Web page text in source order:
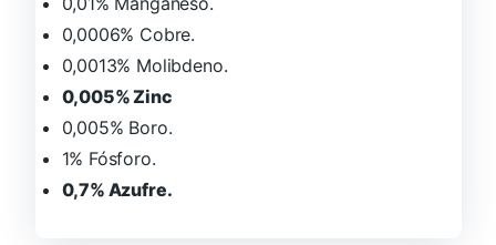
0,0006% Cobre.
0,0013% Molibdeno.
0,005% Zinc
0,005% Boro.
1% Fósforo.
0,7% Azufre.